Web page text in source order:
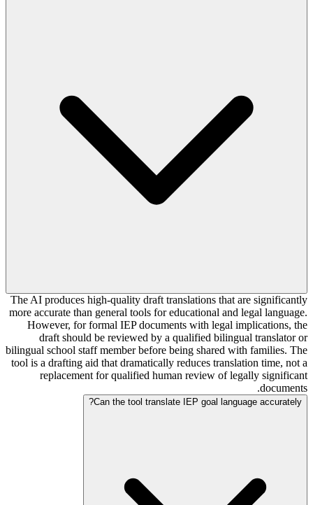
The AI produces high-quality draft translations that are significantly
more accurate than general tools for educational and legal language.
However, for formal IEP documents with legal implications, the
draft should be reviewed by a qualified bilingual translator or
bilingual school staff member before being shared with families. The
tool is a drafting aid that dramatically reduces translation time, not a
replacement for qualified human review of legally significant
documents.
Can the tool translate IEP goal language accurately?